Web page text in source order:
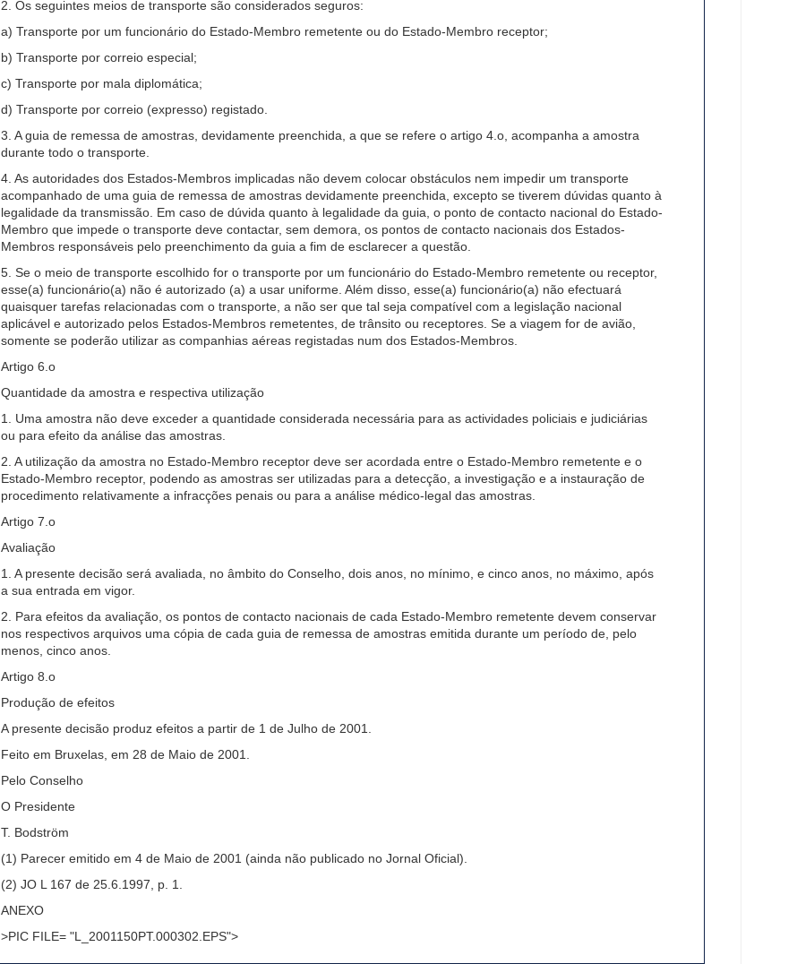
2. Os seguintes meios de transporte são considerados seguros:
a) Transporte por um funcionário do Estado-Membro remetente ou do Estado-Membro receptor;
b) Transporte por correio especial;
c) Transporte por mala diplomática;
d) Transporte por correio (expresso) registado.
3. A guia de remessa de amostras, devidamente preenchida, a que se refere o artigo 4.o, acompanha a amostra
durante todo o transporte.
4. As autoridades dos Estados-Membros implicadas não devem colocar obstáculos nem impedir um transporte
acompanhado de uma guia de remessa de amostras devidamente preenchida, excepto se tiverem dúvidas quanto à
legalidade da transmissão. Em caso de dúvida quanto à legalidade da guia, o ponto de contacto nacional do Estado-
Membro que impede o transporte deve contactar, sem demora, os pontos de contacto nacionais dos Estados-
Membros responsáveis pelo preenchimento da guia a fim de esclarecer a questão.
5. Se o meio de transporte escolhido for o transporte por um funcionário do Estado-Membro remetente ou receptor,
esse(a) funcionário(a) não é autorizado (a) a usar uniforme. Além disso, esse(a) funcionário(a) não efectuará
quaisquer tarefas relacionadas com o transporte, a não ser que tal seja compatível com a legislação nacional
aplicável e autorizado pelos Estados-Membros remetentes, de trânsito ou receptores. Se a viagem for de avião,
somente se poderão utilizar as companhias aéreas registadas num dos Estados-Membros.
Artigo 6.o
Quantidade da amostra e respectiva utilização
1. Uma amostra não deve exceder a quantidade considerada necessária para as actividades policiais e judiciárias
ou para efeito da análise das amostras.
2. A utilização da amostra no Estado-Membro receptor deve ser acordada entre o Estado-Membro remetente e o
Estado-Membro receptor, podendo as amostras ser utilizadas para a detecção, a investigação e a instauração de
procedimento relativamente a infracções penais ou para a análise médico-legal das amostras.
Artigo 7.o
Avaliação
1. A presente decisão será avaliada, no âmbito do Conselho, dois anos, no mínimo, e cinco anos, no máximo, após
a sua entrada em vigor.
2. Para efeitos da avaliação, os pontos de contacto nacionais de cada Estado-Membro remetente devem conservar
nos respectivos arquivos uma cópia de cada guia de remessa de amostras emitida durante um período de, pelo
menos, cinco anos.
Artigo 8.o
Produção de efeitos
A presente decisão produz efeitos a partir de 1 de Julho de 2001.
Feito em Bruxelas, em 28 de Maio de 2001.
Pelo Conselho
O Presidente
T. Bodström
(1) Parecer emitido em 4 de Maio de 2001 (ainda não publicado no Jornal Oficial).
(2) JO L 167 de 25.6.1997, p. 1.
ANEXO
>PIC FILE= "L_2001150PT.000302.EPS">